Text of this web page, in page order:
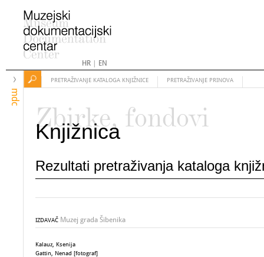
HR| EN
mdc
PRETRAŽIVANJE KATALOGA KNJIŽNICE PRETRAŽIVANJE PRINOVA
Zbirke, fondovi
Knjižnica
Rezultati pretraživanja kataloga
IZDAVAČ Muzej grada Šibenika
Kalauz, Ksenija
Gattin, Nenad [fotograf]